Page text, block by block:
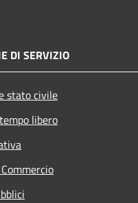
DI SERVIZIO
stato civile
libero